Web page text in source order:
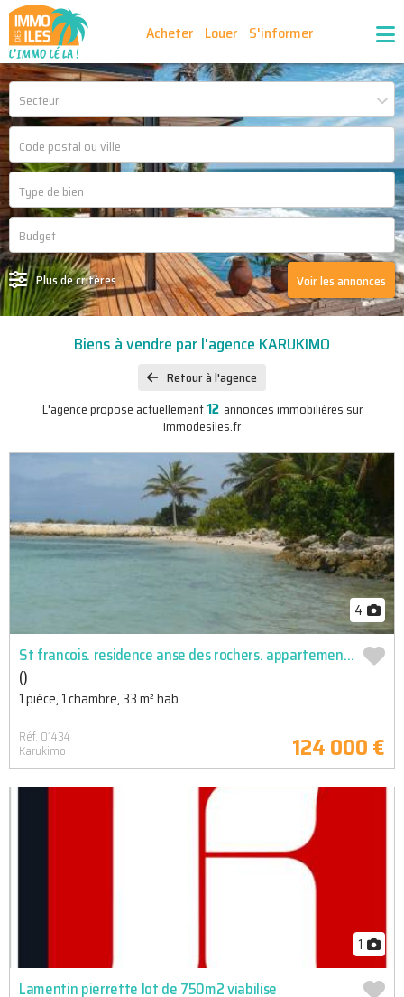
Acheter Louer S'informer
Nos outils Ma sélection d'annonces
Recrutement Partenaires
Secteur
Plus de critères Voir les annonces
Biens à vendre par l'agence KARUKIMO
Retour à l'agence
L'agence propose actuellement12 annonces immobilières sur
Immodesiles.fr
4
St francois. residence anse des rochers. appartement t1 ne villa de 4 appartements. au sein d'une tres ...
()
1 pièce, 1 chambre, 33 m² hab.
Réf. 01434
Karukimo 124 000 €
1
Lamentin pierrette lot de 750m2 viabilise